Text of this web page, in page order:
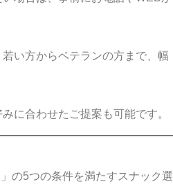
い方からベテランの方まで、幅
に合わせたご提案も可能です。
の5つの条件を満たすスナック選